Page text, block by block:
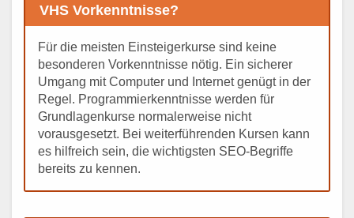
VHS Vorkenntnisse?
Für die meisten Einsteigerkurse sind keine
besonderen Vorkenntnisse nötig. Ein sicherer
Umgang mit Computer und Internet genügt in der
Regel. Programmierkenntnisse werden für
Grundlagenkurse normalerweise nicht
vorausgesetzt. Bei weiterführenden Kursen kann
es hilfreich sein, die wichtigsten SEO-Begriffe
bereits zu kennen.